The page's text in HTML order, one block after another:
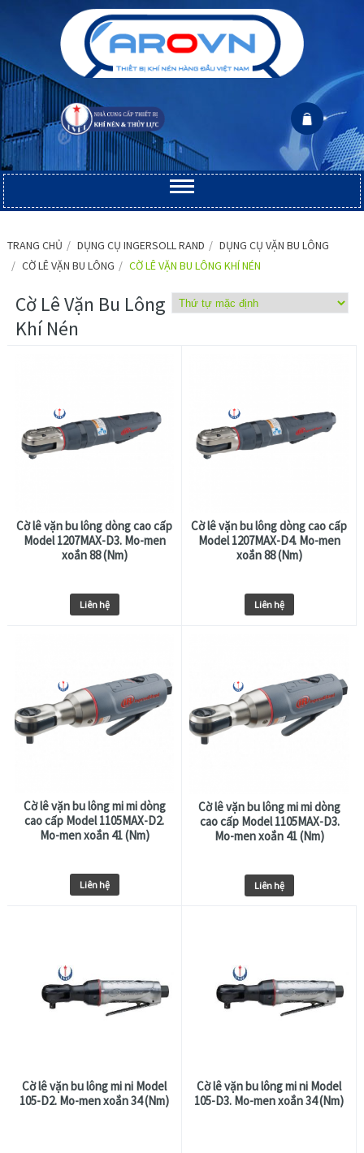
TRANG CHỦ DỤNG CỤ INGERSOLL RAND
DỤNG CỤ VẶN BU LÔNG
CỜ LÊ VẶN BU LÔNG
CỜ LÊ VẶN BU LÔNG KHÍ NÉN
Cờ Lê Vặn Bu Lông
Khí Nén
Cờ lê vặn bu lông dòng cao cấp
Model 1207MAX-D3. Mo-men
xoắn 88 (Nm)
Liên hệ
Cờ lê vặn bu lông dòng cao cấp
Model 1207MAX-D4. Mo-men
xoắn 88 (Nm)
Liên hệ
Cờ lê vặn bu lông mi mi dòng
cao cấp Model 1105MAX-D2.
Mo-men xoắn 41 (Nm)
Liên hệ
Cờ lê vặn bu lông mi mi dòng
cao cấp Model 1105MAX-D3.
Mo-men xoắn 41 (Nm)
Liên hệ
Cờ lê vặn bu lông mi ni Model
105-D2. Mo-men xoắn 34 (Nm)
Cờ lê vặn bu lông mi ni Model
105-D3. Mo-men xoắn 34 (Nm)